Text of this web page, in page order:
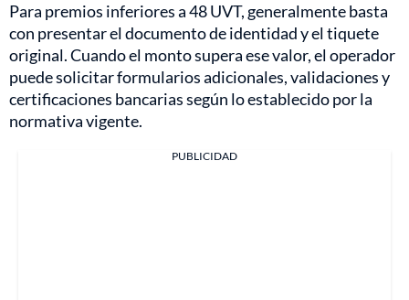
Para premios inferiores a 48 UVT, generalmente basta
con presentar el documento de identidad y el tiquete
original. Cuando el monto supera ese valor, el operador
puede solicitar formularios adicionales, validaciones y
certificaciones bancarias según lo establecido por la
normativa vigente.
PUBLICIDAD